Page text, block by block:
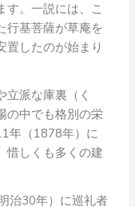
す。一説には、こ
行基菩薩が草庵を
置したのが始まり
派な庫裏（く
の中でも格別の栄
年（1878年）に
惜しくも多くの建
治30年）に巡礼者